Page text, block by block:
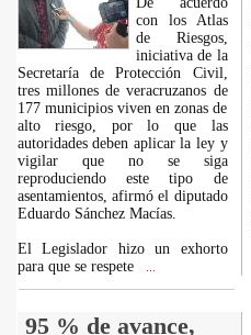
con los Atlas
de Riesgos,
iniciativa de la
Secretaría de Protección Civil,
tres millones de veracruzanos de
177 municipios viven en zonas de
alto riesgo, por lo que las
autoridades deben aplicar la ley y
vigilar que no se siga
reproduciendo este tipo de
asentamientos, afirmó el diputado
Eduardo Sánchez Macías.
El Legislador hizo un exhorto
para que se respete
95 % de avance,